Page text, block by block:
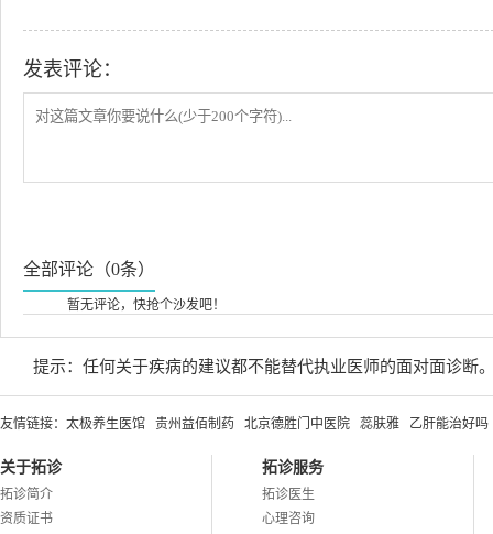
发表评论：
全部评论（0条）
暂无评论，快抢个沙发吧！
提示：任何关于疾病的建议都不能替代执业医师的面对面诊断
友情链接： 太极养生医馆 贵州益佰制药 北京德胜门中医院 蕊肤雅 乙肝能治好吗
关于拓诊
拓诊简介
资质证书
拓诊服务
拓诊医生
心理咨询